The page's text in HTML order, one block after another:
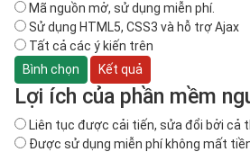
Mã nguồn mở, sử dụng miễn phí.
Sử dụng HTML5, CSS3 và hỗ trợ Ajax
Tất cả các ý kiến trên
Lợi ích của phần mềm
Liên tục được cải tiến, sửa đổi bởi cả
Được sử dụng miễn phí không mất